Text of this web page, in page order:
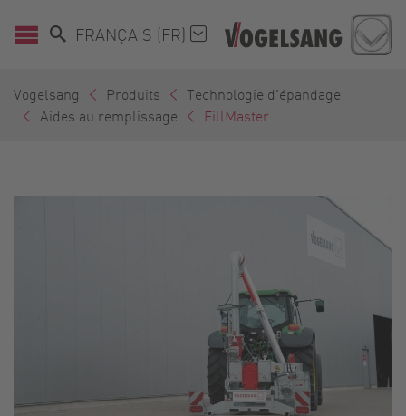
FRANÇAIS (FR)
Vogelsang Produits
Technologie d'épandage
Aides au remplissage
FillMaster